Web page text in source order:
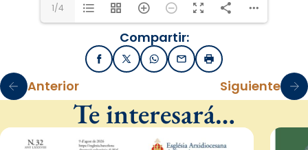
1/4
Compartir:
FacebookX / TwitterWhatsApp
EmailImprimir
Anterior Siguiente
Te interesará…